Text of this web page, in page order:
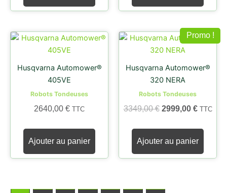
Husqvarna Automower®
405VE
Robots Tondeuses
2640,00 € TTC
Ajouter au panier
Promo !
Husqvarna Automower®
320 NERA
Robots Tondeuses
3349,00€
Le
prix
initial
était :
2999,00 €
Le
actuel
TTC
Ajouter au panier